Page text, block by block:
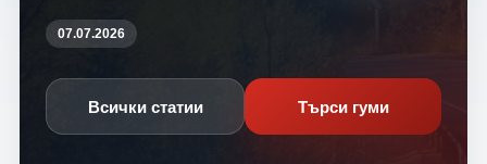
07.07.2026
Всички статии Търси гуми